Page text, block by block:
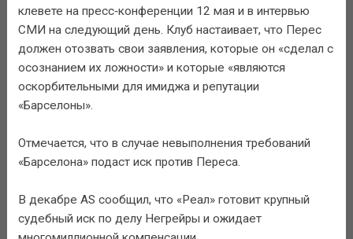
клевете на пресс‑конференции 12 мая и в интервью
СМИ на следующий день. Клуб настаивает, что Перес
должен отозвать свои заявления, которые он «сделал с
осознанием их ложности» и которые «являются
оскорбительными для имиджа и репутации
«Барселоны».
Отмечается, что в случае невыполнения требований
«Барселона» подаст иск против Переса.
В декабре AS сообщил, что «Реал» готовит крупный
судебный иск по делу Негрейры и ожидает